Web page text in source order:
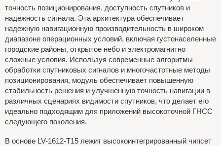
точность позиционирования, доступность спутников и
надежность сигнала. Эта архитектура обеспечивает
надежную навигационную производительность в широком
диапазоне операционных условий, включая густонаселенные
городские районы, открытое небо и электромагнитно
сложные условия. Используя современные алгоритмы
обработки спутниковых сигналов и многочастотные методы
позиционирования, модуль обеспечивает повышенную
стабильность решения и улучшенную точность навигации в
различных сценариях видимости спутников, что делает его
идеально подходящим для приложений высокоточной ГНСС
следующего поколения.
В основе LV-1612-T15 лежит высокоинтегрированный чипсет